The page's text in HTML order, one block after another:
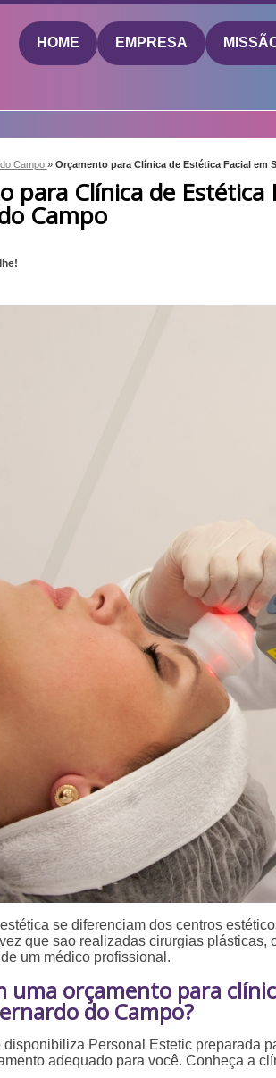
HOME EMPRESA
Campo » Orçamento para Clínica de Estética Facial em
para Clínica de Estética
Campo
se diferenciam dos centros
que sao realizadas cirurgias plásticas,
um médico profissional.
uma orçamento para
do Campo?
disponibiliza Personal Estetic preparada
adequado para você. Conheça a